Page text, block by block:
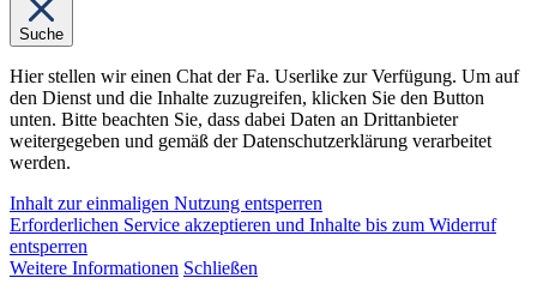
Suche
Hier stellen wir einen Chat der Fa. Userlike zur Verfügung. Um auf
den Dienst und die Inhalte zuzugreifen, klicken Sie den Button
unten. Bitte beachten Sie, dass dabei Daten an Drittanbieter
weitergegeben und gemäß der Datenschutzerklärung verarbeitet
werden.
Inhalt zur einmaligen Nutzung entsperren
Erforderlichen Service akzeptieren und Inhalte bis zum Widerruf
entsperren
Weitere Informationen Schließen